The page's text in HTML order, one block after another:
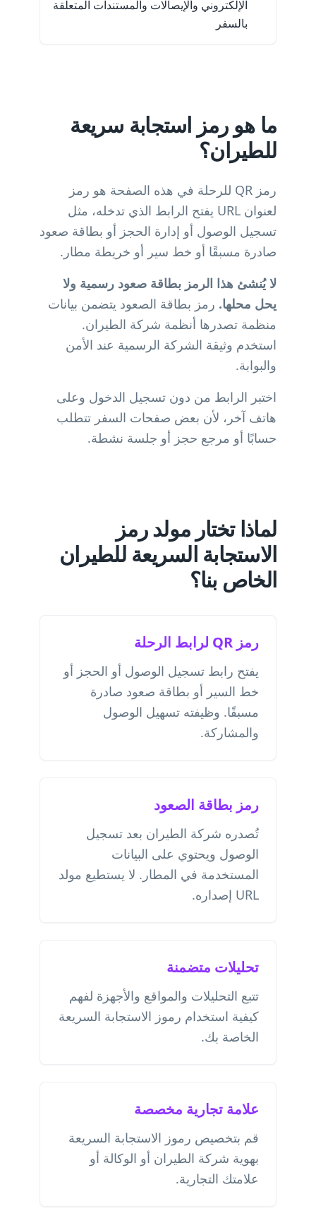
الإلكتروني والإيصالات والمستندات المتعلقة
بالسفر
ما هو رمز استجابة سريعة
للطيران؟
رمز QR للرحلة في هذه الصفحة هو رمز
لعنوان URL يفتح الرابط الذي تدخله، مثل
تسجيل الوصول أو إدارة الحجز أو بطاقة صعود
صادرة مسبقًا أو خط سير أو خريطة مطار.
لا يُنشئ هذا الرمز بطاقة صعود رسمية ولا
يحل محلها. رمز بطاقة الصعود يتضمن بيانات
منظمة تصدرها أنظمة شركة الطيران.
استخدم وثيقة الشركة الرسمية عند الأمن
والبوابة.
اختبر الرابط من دون تسجيل الدخول وعلى
هاتف آخر، لأن بعض صفحات السفر تتطلب
حسابًا أو مرجع حجز أو جلسة نشطة.
لماذا تختار مولد رمز
الاستجابة السريعة للطيران
الخاص بنا؟
رمز QR لرابط الرحلة
يفتح رابط تسجيل الوصول أو الحجز أو
خط السير أو بطاقة صعود صادرة
مسبقًا. وظيفته تسهيل الوصول
والمشاركة.
رمز بطاقة الصعود
تُصدره شركة الطيران بعد تسجيل
الوصول ويحتوي على البيانات
المستخدمة في المطار. لا يستطيع مولد
URL إصداره.
تحليلات متضمنة
تتبع التحليلات والمواقع والأجهزة لفهم
كيفية استخدام رموز الاستجابة السريعة
الخاصة بك.
علامة تجارية مخصصة
قم بتخصيص رموز الاستجابة السريعة
بهوية شركة الطيران أو الوكالة أو
علامتك التجارية.